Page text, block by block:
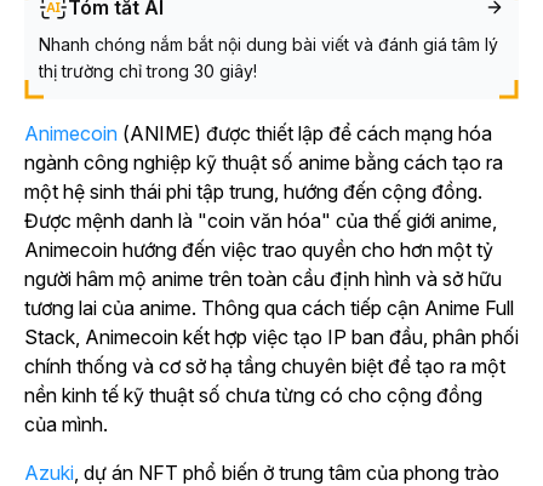
Tóm tắt AI
Nhanh chóng nắm bắt nội dung bài viết và đánh giá tâm lý
thị trường chỉ trong 30 giây!
Animecoin (ANIME) được thiết lập để cách mạng hóa
ngành công nghiệp kỹ thuật số anime bằng cách tạo ra
một hệ sinh thái phi tập trung, hướng đến cộng đồng.
Được mệnh danh là "coin văn hóa" của thế giới anime,
Animecoin hướng đến việc trao quyền cho hơn một tỷ
người hâm mộ anime trên toàn cầu định hình và sở hữu
tương lai của anime. Thông qua cách tiếp cận Anime Full
Stack, Animecoin kết hợp việc tạo IP ban đầu, phân phối
chính thống và cơ sở hạ tầng chuyên biệt để tạo ra một
nền kinh tế kỹ thuật số chưa từng có cho cộng đồng
của mình.
Azuki, dự án NFT phổ biến ở trung tâm của phong trào